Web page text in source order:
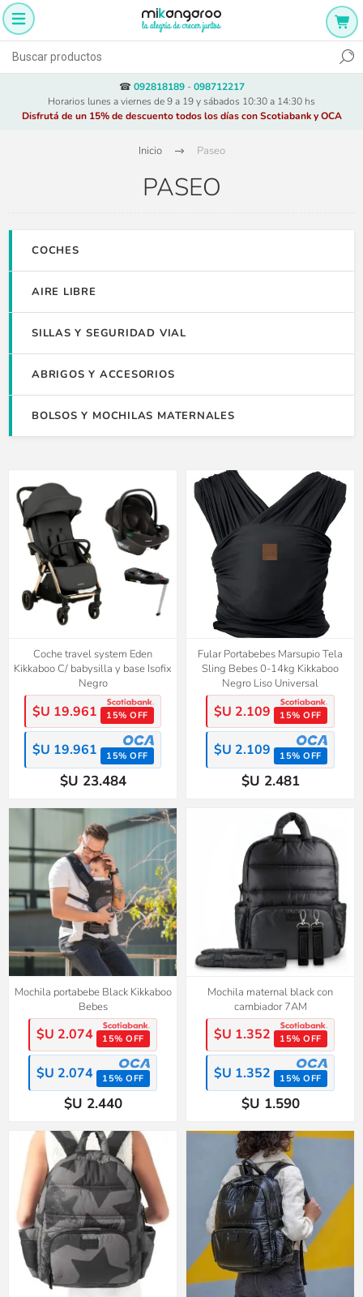
☎ 092818189- 098712217
Horarios lunes a viernes de 9 a 19 y sábados 10:30 a 14:30 hs
Disfrutá de un 15% de descuento todos los días con Scotiabank y OCA
Inicio Paseo
PASEO
COCHES
AIRE LIBRE
SILLAS Y SEGURIDAD VIAL
ABRIGOS Y ACCESORIOS
BOLSOS Y MOCHILAS MATERNALES
Coche travel system Eden
Kikkaboo C/ babysilla y base Isofix
Negro
$U 19.961 15% OFF
$U 19.961 15% OFF
$U 23.484
Fular Portabebes Marsupio Tela
Sling Bebes 0-14kg Kikkaboo
Negro Liso Universal
$U 2.109 15% OFF
$U 2.109 15% OFF
$U 2.481
Mochila portabebe Black Kikkaboo
Bebes
$U 2.074 15% OFF
$U 2.074 15% OFF
$U 2.440
Mochila maternal black con
cambiador 7AM
$U 1.352 15% OFF
$U 1.352 15% OFF
$U 1.590